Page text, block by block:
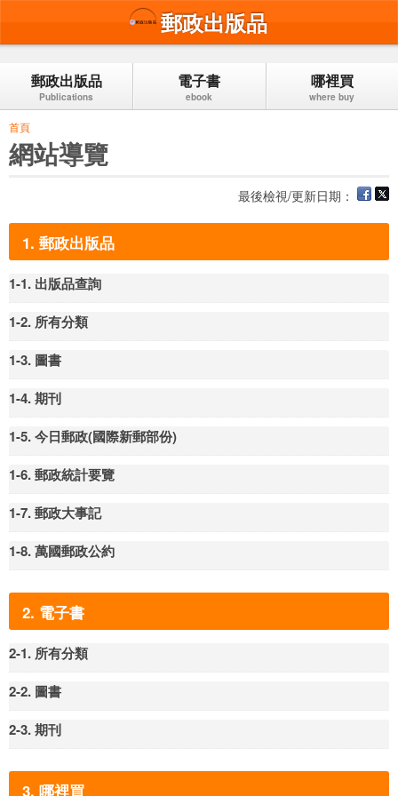
郵政出版品
郵政出版品 電子書 哪裡買
首頁
網站導覽
最後檢視/更新日期：
1. 郵政出版品
1-1. 出版品查詢
1-2. 所有分類
1-3. 圖書
1-4. 期刊
1-5. 今日郵政(國際新郵部份)
1-6. 郵政統計要覽
1-7. 郵政大事記
1-8. 萬國郵政公約
2. 電子書
2-1. 所有分類
2-2. 圖書
2-3. 期刊
3. 哪裡買